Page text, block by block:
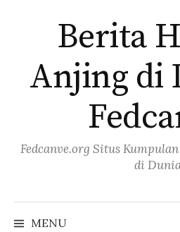
contentBerita
Anjing di
Fedcanve.org Situs
di
MENU